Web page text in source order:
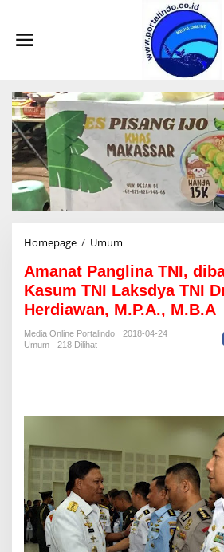
Homepage / Umum
a
n
a
t
P
n
,
d
i
b
a
Amanat Panglina TNI,
Kasum TNI Laksdya TNI
Herdiawan, M.P.A., M.B.A
Media Online Portalindo
2018-04-24
Umum
218 Dilihat